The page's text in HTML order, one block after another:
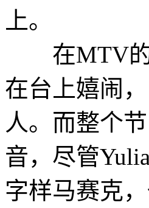
上。
在MTV的
在台上嬉闹
人。而整个
音，尽管
字样马赛克